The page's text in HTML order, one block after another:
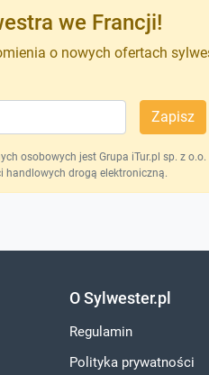
we Francji!
o nowych ofertach
Zapisz
osobowych jest Grupa iTur.pl sp. z o.o.
handlowych drogą elektroniczną.
O Sylwester.pl
Regulamin
Polityka prywatności